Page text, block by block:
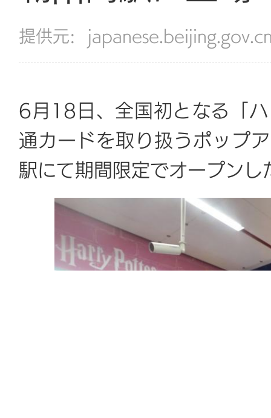
提供元:
6月18日、全国初となる「
通カードを取り扱うポップ
駅にて期間限定でオープンし